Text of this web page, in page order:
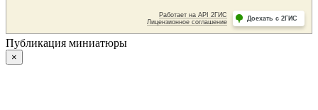
Публикация миниатюры
×